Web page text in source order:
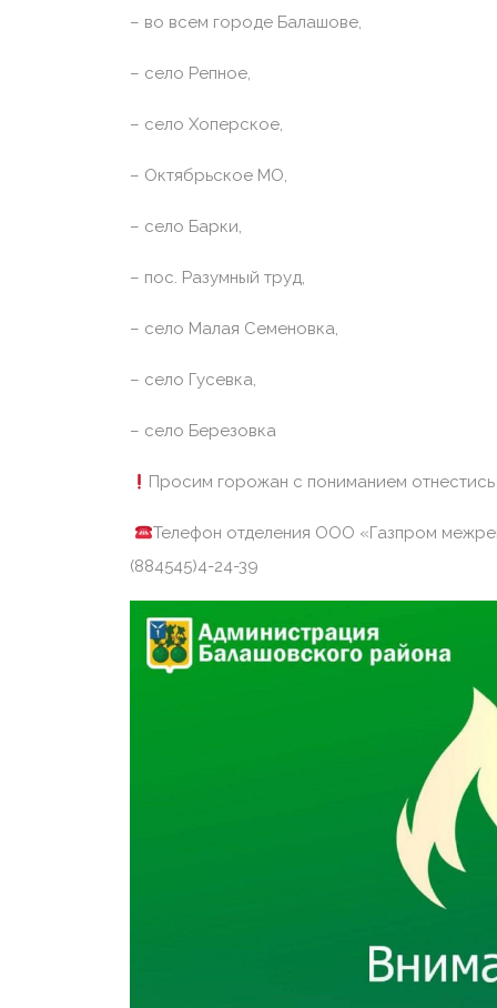
– во всем городе Балашове,
– село Репное,
– село Хоперское,
– Октябрьское МО,
– село Барки,
– пос. Разумный труд,
– село Малая Семеновка,
– село Гусевка,
– село Березовка
Просим горожан с пониманием
Телефон отделения ООО «Газпром
(884545)4-24-39